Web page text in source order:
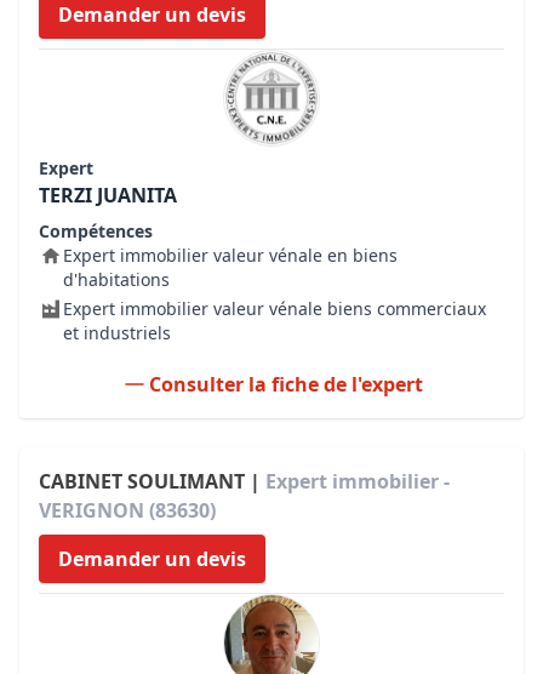
Demander un devis
Expert
TERZI JUANITA
Compétences
Expert immobilier valeur vénale en biens
d'habitations
Expert immobilier valeur vénale biens commerciaux
et industriels
Consulter la fiche de l'expert
CABINET SOULIMANT | Expert immobilier -
VERIGNON (83630)
Demander un devis